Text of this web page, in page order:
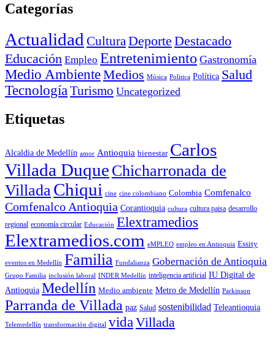
Categorías
Actualidad CulturaDeporte Destacado
Educación Empleo Entretenimiento Gastronomía
Medio AmbienteMedios Música Politica Política Salud
TecnologíaTurismo Uncategorized
Etiquetas
Alcaldia de Medellín amor Antioquia bienestar Carlos
Villada Duque Chicharronada de
VilladaChiqui cine cine colombiano Colombia Comfenalco
Comfenalco Antioquia Corantioquia cultura cultura paisa desarrollo
regional economía circular Educación Elextramedios
Elextramedios.com eMPLEO empleo en Antioquia Essity
eventos en Medellín Familia Fundalianza Gobernación de Antioquia
Grupo Familia inclusión laboral INDER Medellín inteligencia artificial IU Digital de
Antioquia Medellín Medio ambiente Metro de Medellín Parkinson
Parranda de Villada paz Salud sostenibilidad Teleantioquia
Telemedellín transformación digital vida Villada